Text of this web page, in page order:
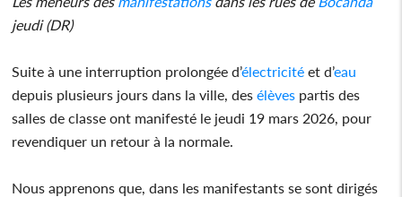
jeudi (DR)
Suite à une interruption prolongée d’électricité et d’eau
depuis plusieurs jours dans la ville, desélèves partis des
salles de classe ont manifesté le jeudi 19 mars 2026, pour
revendiquer un retour à la normale.
Nous apprenons que, dans les manifestants se sont dirigés